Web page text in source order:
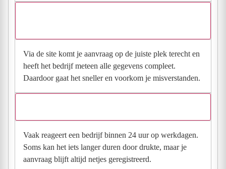
Via de site komt je aanvraag op de juiste plek terecht en
heeft het bedrijf meteen alle gegevens compleet.
Daardoor gaat het sneller en voorkom je misverstanden.
Vaak reageert een bedrijf binnen 24 uur op werkdagen.
Soms kan het iets langer duren door drukte, maar je
aanvraag blijft altijd netjes geregistreerd.